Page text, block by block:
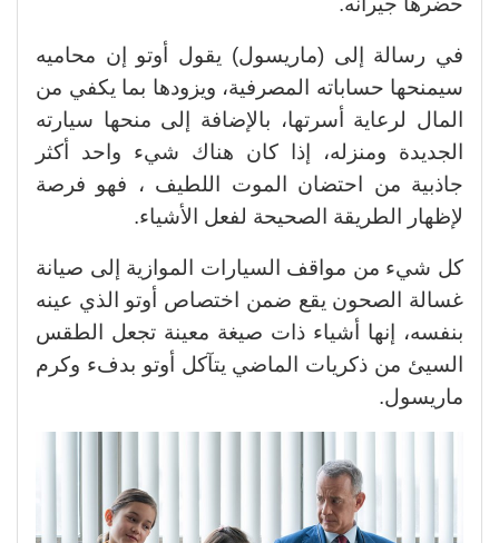
في رسالة إلى (ماريسول) يقول أوتو إن محاميه
سيمنحها حساباته المصرفية، ويزودها بما يكفي من
المال لرعاية أسرتها، بالإضافة إلى منحها سيارته
الجديدة ومنزله، إذا كان هناك شيء واحد أكثر
جاذبية من احتضان الموت اللطيف ، فهو فرصة
لإظهار الطريقة الصحيحة لفعل الأشياء.
كل شيء من مواقف السيارات الموازية إلى صيانة
غسالة الصحون يقع ضمن اختصاص أوتو الذي عينه
بنفسه، إنها أشياء ذات صيغة معينة تجعل الطقس
السيئ من ذكريات الماضي يتآكل أوتو بدفء وكرم
ماريسول.